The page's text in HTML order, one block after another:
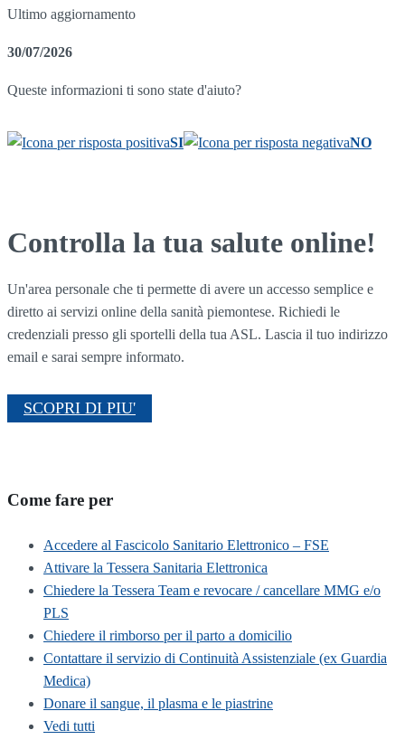
Ultimo aggiornamento
30/07/2026
Queste informazioni ti sono state d'aiuto?
SI NO
Controlla la tua salute online!
Un'area personale che ti permette di avere un accesso semplice e
diretto ai servizi online della sanità piemontese. Richiedi le
credenziali presso gli sportelli della tua ASL. Lascia il tuo indirizzo
email e sarai sempre informato.
SCOPRI DI PIU'
Come fare per
Accedere al Fascicolo Sanitario Elettronico – FSE
Attivare la Tessera Sanitaria Elettronica
Chiedere la Tessera Team e revocare / cancellare MMG e/o
PLS
Chiedere il rimborso per il parto a domicilio
Contattare il servizio di Continuità Assistenziale (ex Guardia
Medica)
Donare il sangue, il plasma e le piastrine
Vedi tutti